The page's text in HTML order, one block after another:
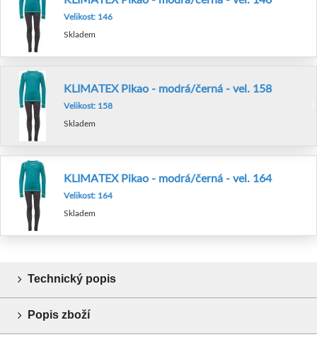
Velikost: 146
Skladem
KLIMATEX Pikao - modrá/černá - vel. 158
Velikost: 158
Skladem
KLIMATEX Pikao - modrá/černá - vel. 164
Velikost: 164
Skladem
Technický popis
Popis zboží